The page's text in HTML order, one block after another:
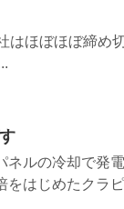
はほぼほぼ締め
ネルの冷却で発
をはじめたクラ